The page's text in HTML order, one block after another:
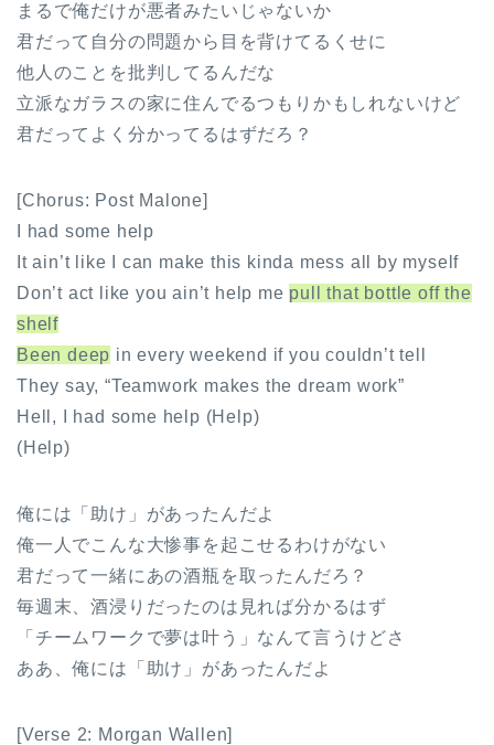
まるで俺だけが悪者みたいじゃないか
君だって自分の問題から目を背けてるくせに
他人のことを批判してるんだな
立派なガラスの家に住んでるつもりかもしれないけど
君だってよく分かってるはずだろ？
[Chorus: Post Malone]
I had some help
It ain’t like I can make this kinda mess all by myself
Don’t act like you ain’t help me pull that bottle off the
shelf
Been deep in every weekend if you couldn’t tell
They say, “Teamwork makes the dream work”
Hell, I had some help (Help)
(Help)
俺には「助け」があったんだよ
俺一人でこんな大惨事を起こせるわけがない
君だって一緒にあの酒瓶を取ったんだろ？
毎週末、酒浸りだったのは見れば分かるはず
「チームワークで夢は叶う」なんて言うけどさ
ああ、俺には「助け」があったんだよ
[Verse 2: Morgan Wallen]